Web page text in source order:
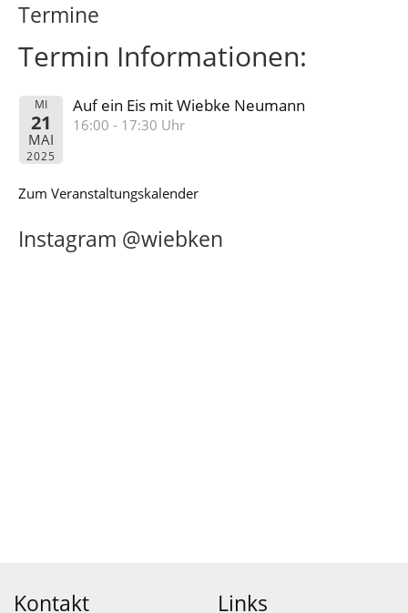
Termine
Termin Informationen:
MI
21
MAI
2025
Auf ein Eis mit Wiebke Neumann
16:00 - 17:30 Uhr
Zum Veranstaltungskalender
Instagram @wiebken
Kontakt Links